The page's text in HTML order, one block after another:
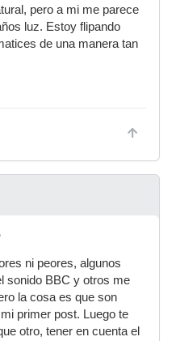
pero a mi me parece
luz. Estoy flipando
de una manera tan
ni peores, algunos
sonido BBC y otros me
la cosa es que son
primer post. Luego te
otro, tener en cuenta el